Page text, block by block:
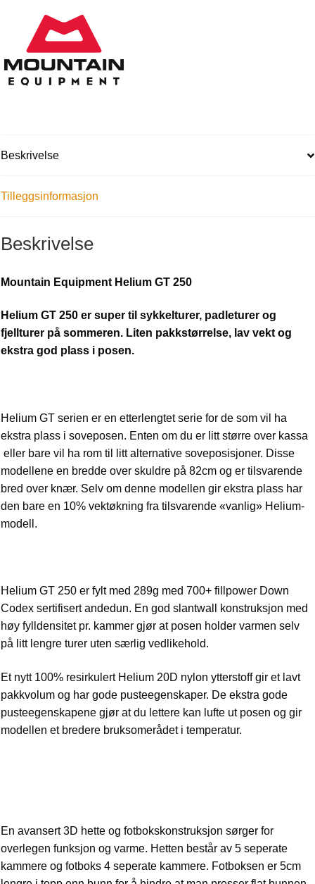
Beskrivelse
Tilleggsinformasjon
Beskrivelse
Mountain Equipment Helium GT 250
Helium GT 250 er super til sykkelturer, padleturer og
fjellturer på sommeren. Liten pakkstørrelse, lav vekt og
ekstra god plass i posen.
Helium GT serien er en etterlengtet serie for de som vil ha
ekstra plass i soveposen. Enten om du er litt større over kassa
eller bare vil ha rom til litt alternative soveposisjoner. Disse
modellene en bredde over skuldre på 82cm og er tilsvarende
bred over knær. Selv om denne modellen gir ekstra plass har
den bare en 10% vektøkning fra tilsvarende «vanlig» Helium-
modell.
Helium GT 250 er fylt med 289g med 700+ fillpower Down
Codex sertifisert andedun. En god slantwall konstruksjon med
høy fylldensitet pr. kammer gjør at posen holder varmen selv
på litt lengre turer uten særlig vedlikehold.
Et nytt 100% resirkulert Helium 20D nylon ytterstoff gir et lavt
pakkvolum og har gode pusteegenskaper. De ekstra gode
pusteegenskapene gjør at du lettere kan lufte ut posen og gir
modellen et bredere bruksomerådet i temperatur.
En avansert 3D hette og fotbokskonstruksjon sørger for
overlegen funksjon og varme. Hetten består av 5 seperate
kammere og fotboks 4 seperate kammere. Fotboksen er 5cm